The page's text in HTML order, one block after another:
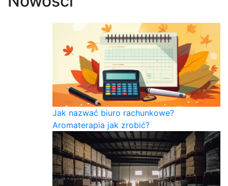
Jak nazwać biuro rachunkowe?
Aromaterapia jak zrobić?